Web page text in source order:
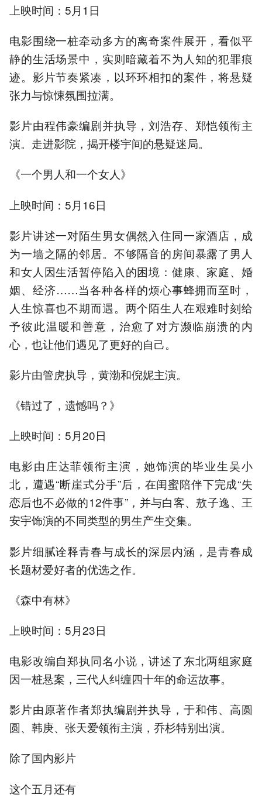
上映时间：5月1日
电影围绕一桩牵动多方的离奇案件展开，看似平
静的生活场景中，实则暗藏着不为人知的犯罪痕
迹。影片节奏紧凑，以环环相扣的案件，将悬疑
张力与惊悚氛围拉满。
影片由程伟豪编剧并执导，刘浩存、郑恺领衔主
演。走进影院，揭开楼宇间的悬疑迷局。
《一个男人和一个女人》
上映时间：5月16日
影片讲述一对陌生男女偶然入住同一家酒店，成
为一墙之隔的邻居。不够隔音的房间暴露了男人
和女人因生活暂停陷入的困境：健康、家庭、婚
姻、经济……当各种各样的烦心事蜂拥而至时，
人生惊喜也不期而遇。两个陌生人在艰难时刻给
予彼此温暖和善意，治愈了对方濒临崩溃的内
心，也让他们遇见了更好的自己。
影片由管虎执导，黄渤和倪妮主演。
《错过了，遗憾吗？》
上映时间：5月20日
电影由庄达菲领衔主演，她饰演的毕业生吴小
北，遭遇“断崖式分手”后，在闺蜜陪伴下完成“失
恋后也不必做的12件事”，并与白客、敖子逸、王
安宇饰演的不同类型的男生产生交集。
影片细腻诠释青春与成长的深层内涵，是青春成
长题材爱好者的优选之作。
《森中有林》
上映时间：5月23日
电影改编自郑执同名小说，讲述了东北两组家庭
因一桩悬案，三代人纠缠四十年的命运故事。
影片由原著作者郑执编剧并执导，于和伟、高圆
圆、韩庚、张天爱领衔主演，乔杉特别出演。
除了国内影片
这个五⽉还有